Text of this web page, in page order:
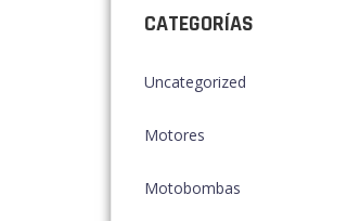
CATEGORÍAS
Uncategorized
Motores
Motobombas